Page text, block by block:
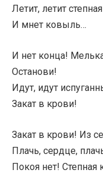
Летит, летит
И мнет ковыль…
И нет конца!
Останови!
Идут, идут
Закат в крови!
Закат в крови! Из
Плачь, сердце,
Покоя нет! Степная